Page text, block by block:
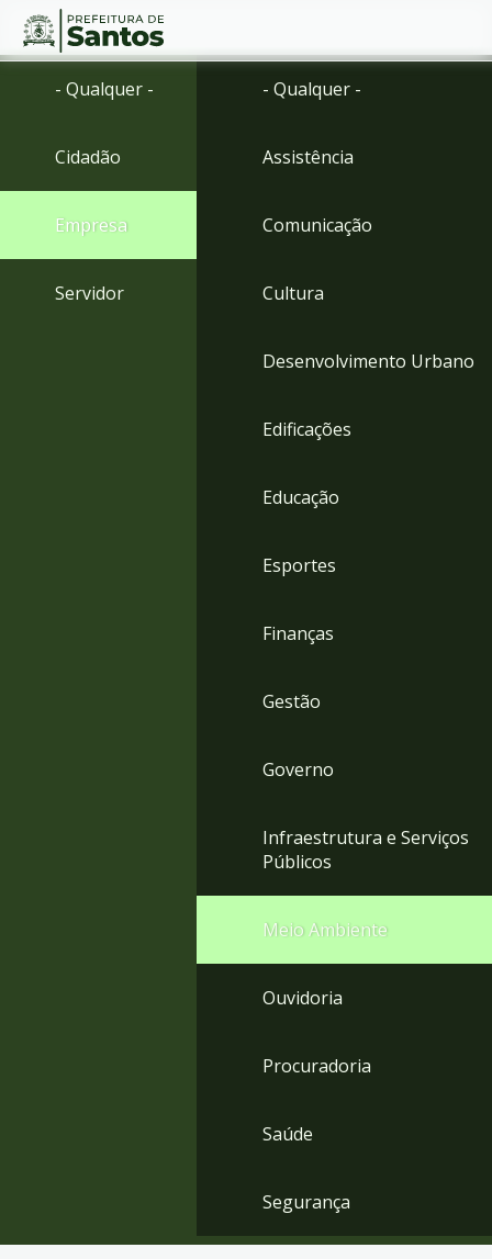
Ir
Ir
menu
Conteúdo
- Qualquer -
Cidadão
Empresa
Servidor
- Qualquer -
Assistência
Comunicação
Cultura
Desenvolvimento Urbano
Edificações
Educação
Esportes
Finanças
Gestão
Governo
Infraestrutura e Serviços
Públicos
Meio Ambiente
Ouvidoria
Procuradoria
Saúde
Segurança